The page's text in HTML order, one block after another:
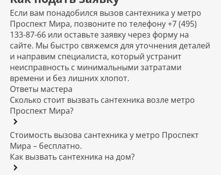
Если вам понадобился вызов сантехника у метро
Проспект Мира, позвоните по телефону +7 (495)
133-87-66 или оставьте заявку через форму на
сайте. Мы быстро свяжемся для уточнения деталей
и направим специалиста, который устранит
неисправность с минимальными затратами
времени и без лишних хлопот.
Ответы мастера
Сколько стоит вызвать сантехника возле метро
Проспект Мира?
Стоимость вызова сантехника у метро Проспект
Мира – бесплатно.
Как вызвать сантехника на дом?